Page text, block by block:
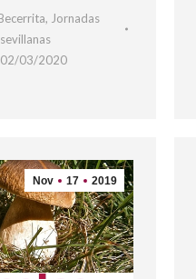
, Jornadas
02/03/2020
Nov 17 2019